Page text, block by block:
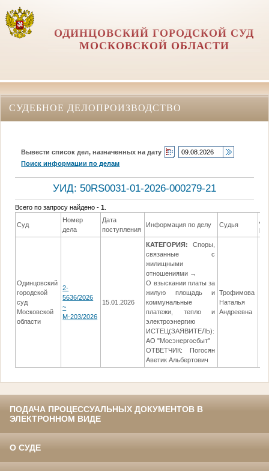
ОДИНЦОВСКИЙ ГОРОДСКОЙ СУД
МОСКОВСКОЙ ОБЛАСТИ
СУДЕБНОЕ ДЕЛОПРОИЗВОДСТВО
Вывести список дел, назначенных на дату
Поиск информации по делам
УИД: 50RS0031-01-2026-000279-21
Всего по запросу найдено -1
Суд
Номер
дела
Дата
поступления
Информация по делу Судья
Одинцовский
городской
суд
Московской
области
2-
5636/2026
~
М-203/2026
15.01.2026
КАТЕГОРИЯ:
Споры,
связанные с
жилищными
отношениями →
О взыскании платы за
жилую площадь и
коммунальные
платежи, тепло и
электроэнергию
ИСТЕЦ(ЗАЯВИТЕЛЬ):
АО "Мосэнергосбыт"
ОТВЕТЧИК: Погосян
Аветик Альбертович
Трофимова
Наталья
Андреевна
ПОДАЧА ПРОЦЕССУАЛЬНЫХ ДОКУМЕНТОВ В
ЭЛЕКТРОННОМ ВИДЕ
О СУДЕ